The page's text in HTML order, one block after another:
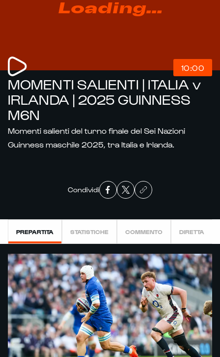
Loading...
10:00
MOMENTI SALIENTI | ITALIA v
IRLANDA | 2025 GUINNESS
M6N
Momenti salienti del turno finale del Sei Nazioni
Guinness maschile 2025, tra Italia e Irlanda.
Condividi
PREPARTITA STATISTICHE COMMENTO DIRETTA